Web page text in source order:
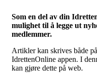
Som en del av din
mulighet til å legge ut
medlemmer.
Artikler kan skrives både
IdrettenOnline appen. I
kan gjøre dette på web.